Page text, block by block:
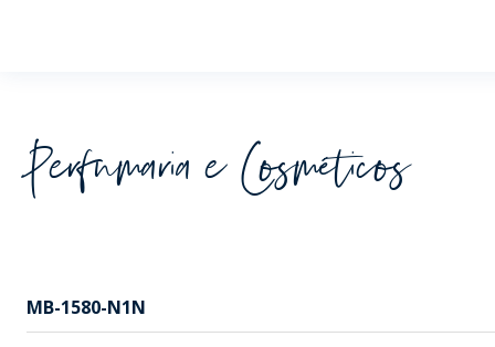
Perfumaria e Cosméticos
MB-1580-N1N